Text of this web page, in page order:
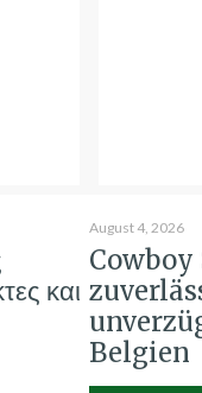
και
August 4, 2026
Belgien